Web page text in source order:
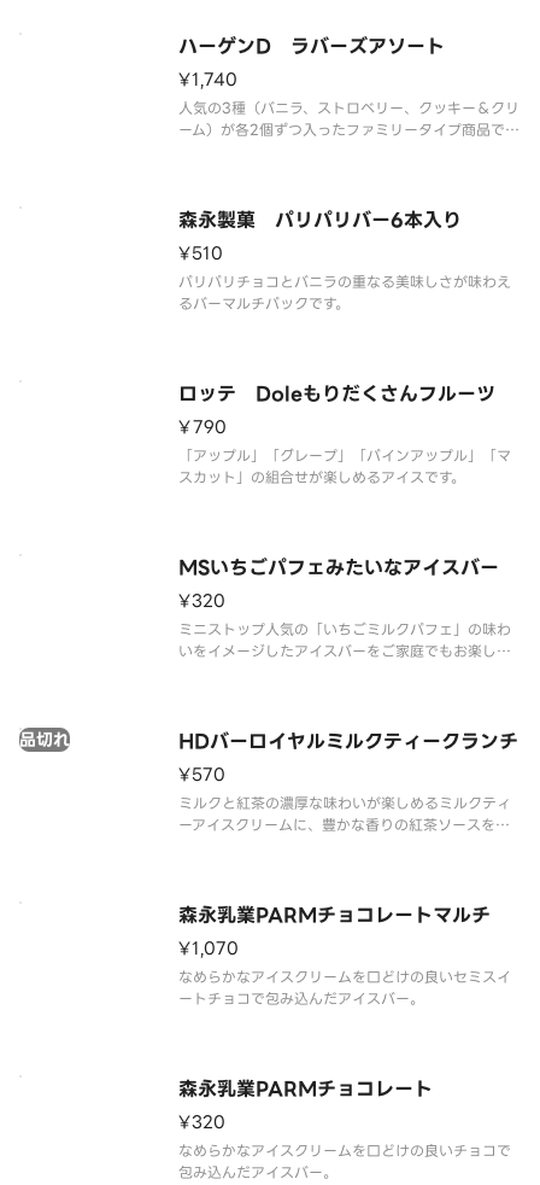
ハーゲンD ラバーズアソート
¥1,740
人気の3種（バニラ、ストロベリー、クッキー＆クリ
ーム）が各2個ずつ入ったファミリータイプ商品で
森永製菓 パリパリバー6本入り
¥510
パリパリチョコとバニラの重なる美味しさが味わえ
るバーマルチパックです。
ロッテ Doleもりだくさんフルーツ
¥790
「アップル」「グレープ」「パインアップル」「マ
スカット」の組合せが楽しめるアイスです。
MSいちごパフェみたいなアイスバー
¥320
ミニストップ人気の「いちごミルクパフェ」の味わ
いをイメージしたアイスバーをご家庭でもお楽しみ
HDバーロイヤルミルクティークランチ
品切れ
¥570
ミルクと紅茶の濃厚な味わいが楽しめるミルクティ
ーアイスクリームに、豊かな香りの紅茶ソースを合
森永乳業PARMチョコレートマルチ
¥1,070
なめらかなアイスクリームを口どけの良いセミスイ
ートチョコで包み込んだアイスバー。
森永乳業PARMチョコレート
¥320
なめらかなアイスクリームを口どけの良いチョコで
包み込んだアイスバー。